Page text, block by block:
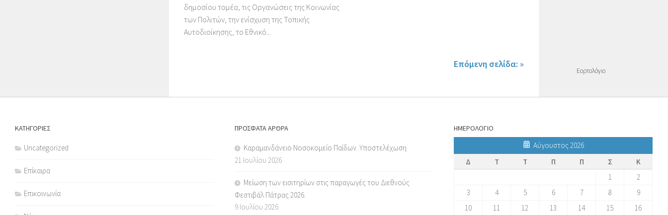
δημοσίου τομέα, τις Οργανώσεις της Κοινωνίας
των Πολιτών, την ενίσχυση της Τοπικής
Αυτοδιοίκησης, το Εθνικό...
Επόμενη σελίδα: »
Εορτολόγιο
ΚΑΤΗΓΟΡΙΕΣ
Uncategorized
Επίκαιρα
Επικοινωνία
ΠΡΌΣΦΑΤΑ ΆΡΘΡΑ
Καραμανδάνειο Νοσοκομείο Παίδων. Υποστελέχωση
21 Ιουλίου 2026
Μείωση των εισιτηρίων στις παραγωγές του Διεθνούς
Φεστιβάλ Πάτρας 2026.
9 Ιουλίου 2026
ΗΜΕΡΟΛΟΓΙΟ
Αύγουστος 2026
Δ
Τ Τ Π Π Σ
Κ
1
2
3
4 5 6 7 8
9
10
11 12 13 14 15
16